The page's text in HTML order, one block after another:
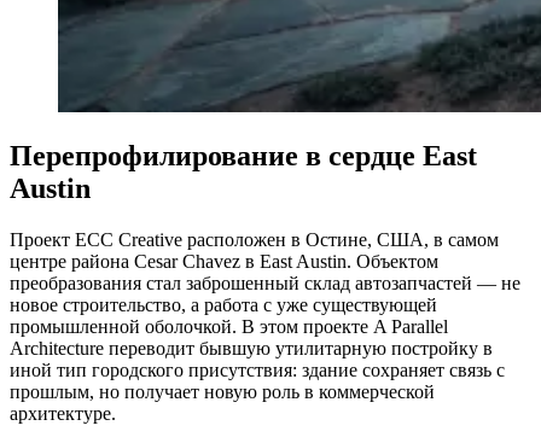
Перепрофилирование в сердце East
Austin
Проект ECC Creative расположен в Остине, США, в самом
центре района Cesar Chavez в East Austin. Объектом
преобразования стал заброшенный склад автозапчастей — не
новое строительство, а работа с уже существующей
промышленной оболочкой. В этом проекте A Parallel
Architecture переводит бывшую утилитарную постройку в
иной тип городского присутствия: здание сохраняет связь с
прошлым, но получает новую роль в коммерческой
архитектуре.